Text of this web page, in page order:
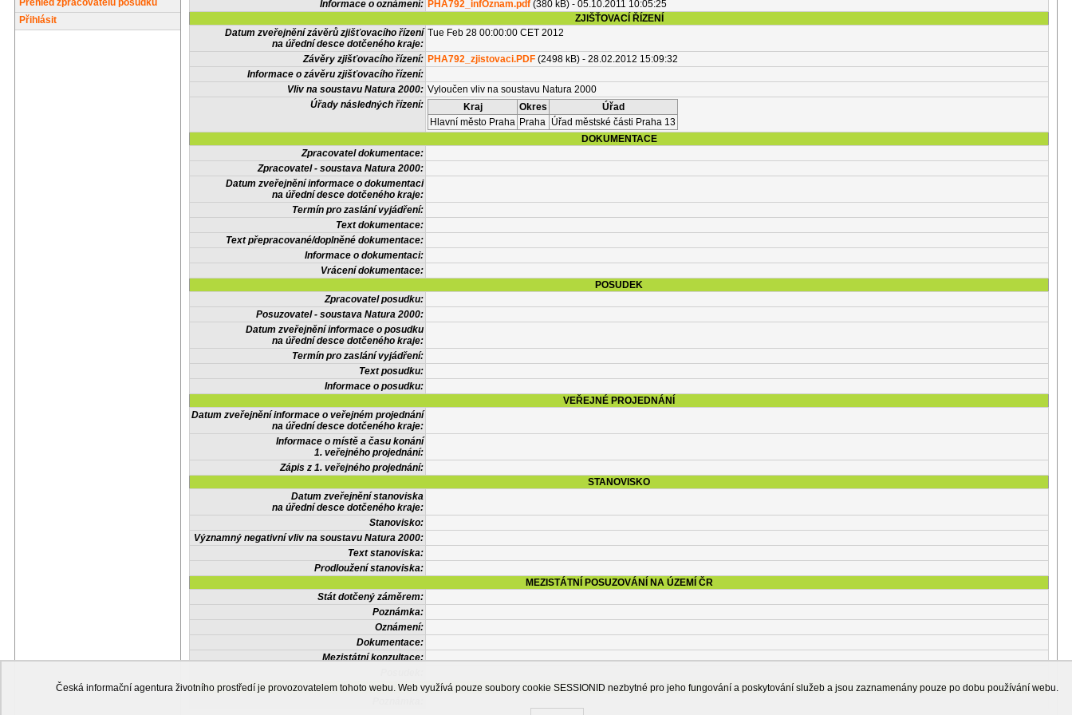
Přehled zpracovatelů posudků
Přihlásit
Informace o oznámení: PHA792_infOznam.pdf (380 kB) - 05.10.2011 10:05:25
ZJIŠŤOVACÍ ŘÍZENÍ
Datum zveřejnění závěrů zjišťovacího řízení
na úřední desce dotčeného kraje:
Tue Feb 28 00:00:00 CET 2012
Závěry zjišťovacího řízení: PHA792_zjistovaci.PDF (2498 kB) - 28.02.2012 15:09:32
Informace o závěru zjišťovacího řízení:
Vliv na soustavu Natura 2000: Vyloučen vliv na soustavu Natura 2000
Úřady následných řízení:
Kraj Okres
Úřad
Hlavní město Praha Praha Úřad městské části Praha 13
DOKUMENTACE
Zpracovatel dokumentace:
Zpracovatel - soustava Natura 2000:
Datum zveřejnění informace o dokumentaci
na úřední desce dotčeného kraje:
Termín pro zaslání vyjádření:
Text dokumentace:
Text přepracované/doplněné dokumentace:
Informace o dokumentaci:
Vrácení dokumentace:
POSUDEK
Zpracovatel posudku:
Posuzovatel - soustava Natura 2000:
Datum zveřejnění informace o posudku
na úřední desce dotčeného kraje:
Termín pro zaslání vyjádření:
Text posudku:
Informace o posudku:
VEŘEJNÉ PROJEDNÁNÍ
Datum zveřejnění informace o veřejném projednání
na úřední desce dotčeného kraje:
Informace o místě a času konání
1. veřejného projednání:
Zápis z 1. veřejného projednání:
STANOVISKO
Datum zveřejnění stanoviska
na úřední desce dotčeného kraje:
Stanovisko:
Významný negativní vliv na soustavu Natura 2000:
Text stanoviska:
Prodloužení stanoviska:
MEZISTÁTNÍ POSUZOVÁNÍ NA ÚZEMÍ ČR
Stát dotčený záměrem:
Poznámka:
Oznámení:
Dokumentace:
Mezistátní konzultace:
OSTATNÍ INFORMACE
Česká informační agentura životního prostředí je provozovatelem tohoto webu. Web využívá pouze soubory cookie SESSIONID nezbytné pro jeho fungování a poskytování služeb a jsou zaznamenány pouze po dobu používání webu.